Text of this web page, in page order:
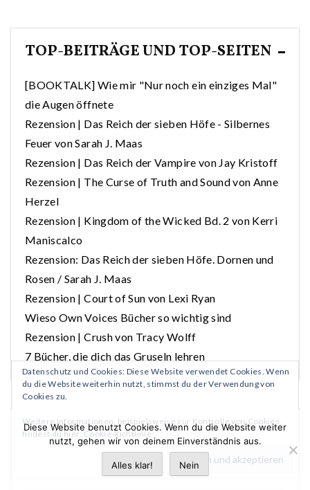
TOP-BEITRÄGE UND TOP-SEITEN
[BOOKTALK] Wie mir "Nur noch ein einziges Mal"
die Augen öffnete
Rezension | Das Reich der sieben Höfe - Silbernes
Feuer von Sarah J. Maas
Rezension | Das Reich der Vampire von Jay Kristoff
Rezension | The Curse of Truth and Sound von Anne
Herzel
Rezension | Kingdom of the Wicked Bd. 2 von Kerri
Maniscalco
Rezension: Das Reich der sieben Höfe. Dornen und
Rosen / Sarah J. Maas
Rezension | Court of Sun von Lexi Ryan
Wieso Own Voices Bücher so wichtig sind
Rezension | Crush von Tracy Wolff
7 Bücher, die dich das Gruseln lehren
ARCHIV
Oktober 2025
Datenschutz und Cookies: Diese Website verwendet Cookies. Wenn
du die Website weiterhin nutzt, stimmst du der Verwendung von
Cookies zu.
Weitere Informationen, beispielsweise zur Kontrolle von Cookies,
findest du hier:Cookie-Richtlinie
Diese Website benutzt Cookies. Wenn du die Website weiter
nutzt, gehen wir von deinem Einverständnis aus.
Alles klar! Nein